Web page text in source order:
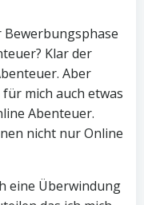
Bewerbungsphase
Klar der
Aber
mich auch etwas
Abenteuer.
nicht nur Online
eine Überwindung